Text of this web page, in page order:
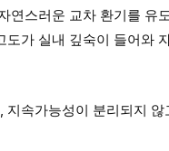
연스러운 교차 환기를 유
가 실내 깊숙이 들어와
지속가능성이 분리되지 않